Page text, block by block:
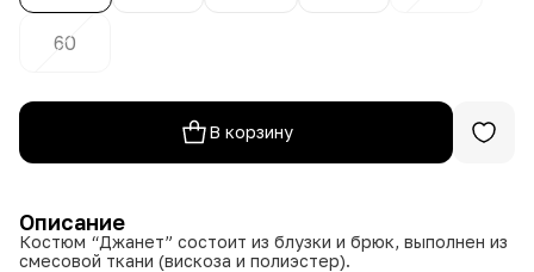
60
В корзину
Описание
Костюм “Джанет” состоит из блузки и брюк, выполнен из
смесовой ткани (вискоза и полиэстер).